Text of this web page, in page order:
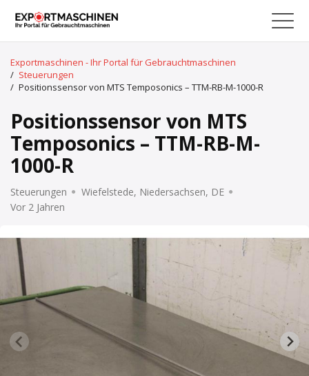
Exportmaschinen - Ihr Portal für Gebrauchtmaschinen
/ Steuerungen
/ Positionssensor von MTS Temposonics – TTM-RB-M-1000-R
Positionssensor von MTS
Temposonics – TTM-RB-M-
1000-R
Steuerungen
Wiefelstede, Niedersachsen, DE
Vor 2 Jahren